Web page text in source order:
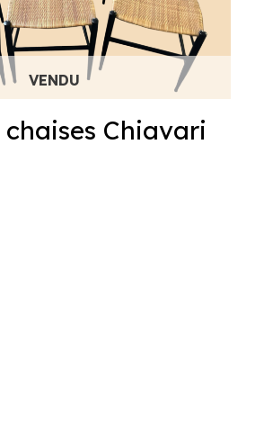
Chiavari